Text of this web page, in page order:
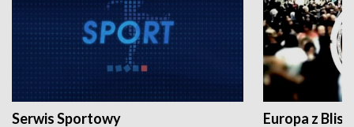
Serwis Sportowy Europa z